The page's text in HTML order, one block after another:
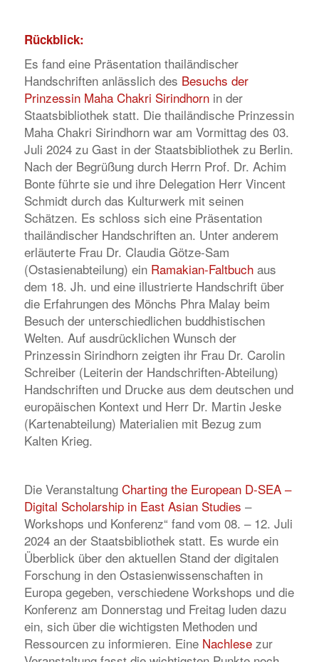
Rückblick:
Es fand eine Präsentation thailändischer
Handschriften anlässlich des Besuchs der
Prinzessin Maha Chakri Sirindhornin der
Staatsbibliothek statt. Die thailändische Prinzessin
Maha Chakri Sirindhorn war am Vormittag des 03.
Juli 2024 zu Gast in der Staatsbibliothek zu Berlin.
Nach der Begrüßung durch Herrn Prof. Dr. Achim
Bonte führte sie und ihre Delegation Herr Vincent
Schmidt durch das Kulturwerk mit seinen
Schätzen. Es schloss sich eine Präsentation
thailändischer Handschriften an. Unter anderem
erläuterte Frau Dr. Claudia Götze-Sam
(Ostasienabteilung) ein Ramakian-Faltbuchaus
dem 18. Jh. und eine illustrierte Handschrift über
die Erfahrungen des Mönchs Phra Malay beim
Besuch der unterschiedlichen buddhistischen
Welten. Auf ausdrücklichen Wunsch der
Prinzessin Sirindhorn zeigten ihr Frau Dr. Carolin
Schreiber (Leiterin der Handschriften-Abteilung)
Handschriften und Drucke aus dem deutschen und
europäischen Kontext und Herr Dr. Martin Jeske
(Kartenabteilung) Materialien mit Bezug zum
Kalten Krieg.
Die Veranstaltung Charting the European D-SEA –
Digital Scholarship in East Asian Studies –
Workshops und Konferenz“ fand vom 08. – 12. Juli
2024 an der Staatsbibliothek statt. Es wurde ein
Überblick über den aktuellen Stand der digitalen
Forschung in den Ostasienwissenschaften in
Europa gegeben, verschiedene Workshops und die
Konferenz am Donnerstag und Freitag luden dazu
ein, sich über die wichtigsten Methoden und
Ressourcen zu informieren. Eine Nachlesezur